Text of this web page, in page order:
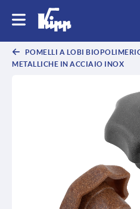
POMELLI A LOBI
METALLICHE IN ACCIAIO INOX